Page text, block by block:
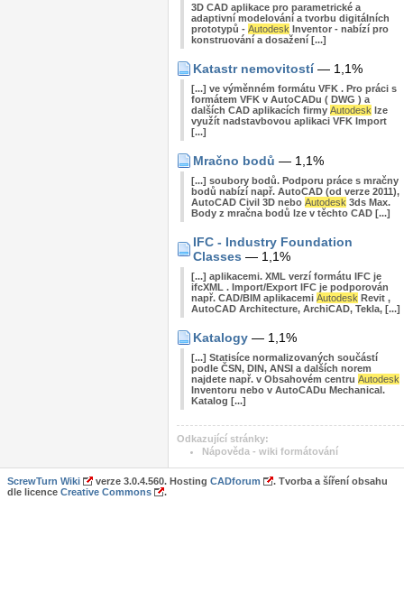
3D CAD aplikace pro parametrické a
adaptivní modelování a tvorbu digitálních
prototypů - Autodesk Inventor - nabízí pro
konstruování a dosažení [...]
Katastr nemovitostí— 1,1%
[...] ve výměnném formátu VFK . Pro práci s
formátem VFK v AutoCADu ( DWG ) a
dalších CAD aplikacích firmy Autodesk lze
využít nadstavbovou aplikaci VFK Import
[...]
Mračno bodů — 1,1%
[...] soubory bodů. Podporu práce s mračny
bodů nabízí např. AutoCAD (od verze 2011),
AutoCAD Civil 3D nebo Autodesk 3ds Max.
Body z mračna bodů lze v těchto CAD [...]
IFC - Industry Foundation
Classes — 1,1%
[...] aplikacemi. XML verzí formátu IFC je
ifcXML . Import/Export IFC je podporován
např. CAD/BIM aplikacemi Autodesk Revit ,
AutoCAD Architecture, ArchiCAD, Tekla, [...]
Katalogy — 1,1%
[...] Statisíce normalizovaných součástí
podle ČSN, DIN, ANSI a dalších norem
najdete např. v Obsahovém centru Autodesk
Inventoru nebo v AutoCADu Mechanical.
Katalog [...]
Odkazující stránky:
Nápověda - wiki formátování
ScrewTurn Wiki verze 3.0.4.560. Hosting CADforum
. Tvorba a šíření obsahu
dle licence Creative Commons .